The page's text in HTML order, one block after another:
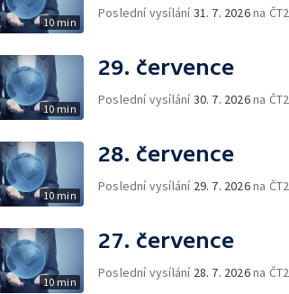
10 min
Poslední vysílání31. 7. 2026na ČT2
10 min
29. července
Poslední vysílání30. 7. 2026na ČT2
10 min
28. července
Poslední vysílání 29. 7. 2026na ČT2
10 min
27. července
Poslední vysílání 28. 7. 2026na ČT2